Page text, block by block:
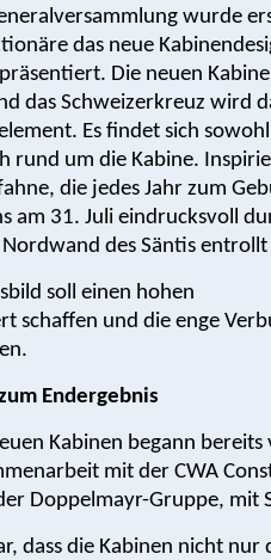
wurde
das neue
Die neuen
das Schweizerkreuz wird
Es findet sich
rund um die Kabine.
die jedes Jahr zum
am 31. Juli eindrucksvoll
des Säntis
soll einen hohen
schaffen und die enge
Endergebnis
Kabinen begann
mit der CWA
Doppelmayr-Gruppe, mit
dass die Kabinen nicht nur